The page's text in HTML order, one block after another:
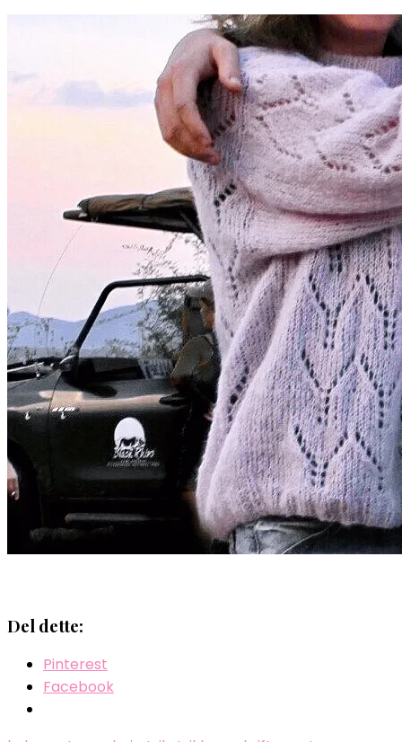
Del dette:
Pinterest
Facebook